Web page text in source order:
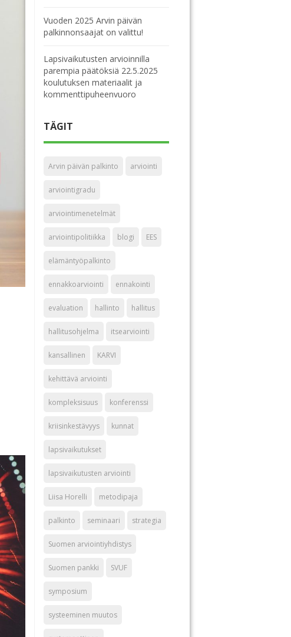
Vuoden 2025 Arvin päivän
palkinnonsaajat on valittu!
Lapsivaikutusten arvioinnilla
parempia päätöksiä 22.5.2025
koulutuksen materiaalit ja
kommenttipuheenvuoro
TÄGIT
Arvin päivän palkinto arviointi
arviointigradu
arviointimenetelmät
arviointipolitiikka blogi EES
elämäntyöpalkinto
ennakkoarviointi ennakointi
evaluation hallinto hallitus
hallitusohjelma itsearviointi
kansallinen KARVI
kehittävä arviointi
kompleksisuus konferenssi
kriisinkestävyys kunnat
lapsivaikutukset
lapsivaikutusten arviointi
Liisa Horelli metodipaja
palkinto seminaari strategia
Suomen arviointiyhdistys
Suomen pankki SVUF
symposium
systeeminen muutos